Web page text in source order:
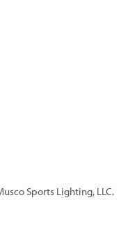
Sports Lighting, LLC.